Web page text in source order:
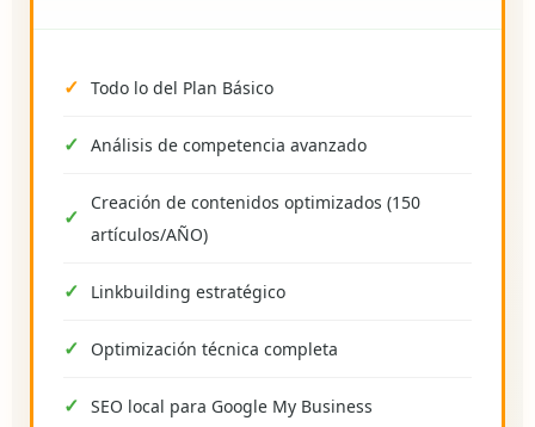
Todo lo del Plan Básico
Análisis de competencia avanzado
Creación de contenidos optimizados (150
artículos/AÑO)
Linkbuilding estratégico
Optimización técnica completa
SEO local para Google My Business